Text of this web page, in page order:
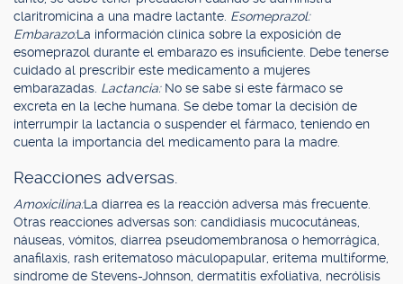
claritromicina a una madre lactante. Esomeprazol:
Embarazo:La información clínica sobre la exposición de
esomeprazol durante el embarazo es insuficiente. Debe tenerse
cuidado al prescribir este medicamento a mujeres
embarazadas. Lactancia: No se sabe si este fármaco se
excreta en la leche humana. Se debe tomar la decisión de
interrumpir la lactancia o suspender el fármaco, teniendo en
cuenta la importancia del medicamento para la madre.
Reacciones adversas.
Amoxicilina:La diarrea es la reacción adversa más frecuente.
Otras reacciones adversas son: candidiasis mucocutáneas,
náuseas, vómitos, diarrea pseudomembranosa o hemorrágica,
anafilaxis, rash eritematoso máculopapular, eritema multiforme,
síndrome de Stevens-Johnson, dermatitis exfoliativa, necrólisis